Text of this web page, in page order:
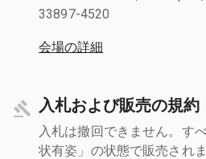
33897-4520
会場の詳細
入札および販売の規約
入札は撤回できません。す
状有姿」の状態で販売され